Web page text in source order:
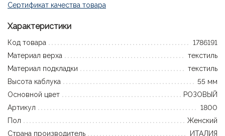
Сертификат качества товара
Характеристики
Код товара
1786191
Материал верха
текстиль
Материал подкладки
текстиль
Высота каблука
55 мм
Основной цвет
РОЗОВЫЙ
Артикул
1800
Пол
Женский
Страна производитель
ИТАЛИЯ